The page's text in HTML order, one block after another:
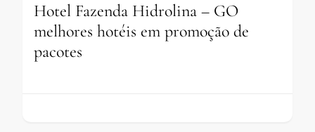
Hotel Fazenda Hidrolina – GO
melhores hotéis em promoção de
pacotes